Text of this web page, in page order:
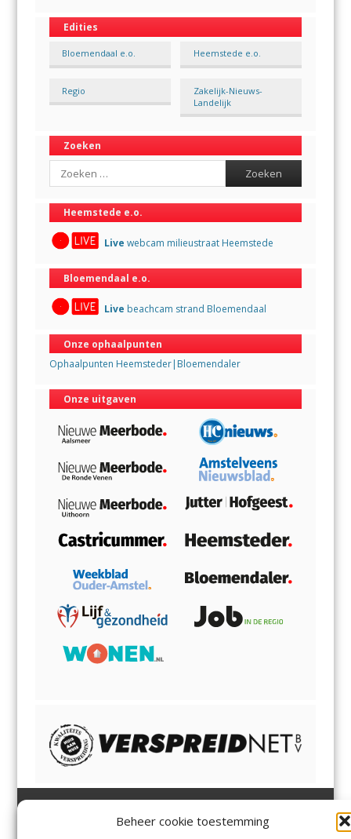
Beheer cookie toestemming
Edities
Bloemendaal e.o. Heemstede e.o.
Regio
Zakelijk-Nieuws-
Landelijk
Zoeken
Search
Heemstede e.o.
Live webcam milieustraat Heemstede
Bloemendaal e.o.
Live beachcam strand Bloemendaal
Onze ophaalpunten
Ophaalpunten Heemsteder|Bloemendaler
Onze uitgaven